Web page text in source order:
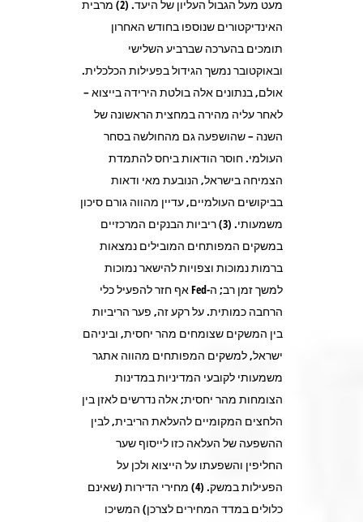
מעט מעל הגבול העליון של היעד. (2) מרבית
האינדיקטורים שנוספו בחודש האחרון
תומכים בהערכה שברביע השלישי
ובאוקטובר נמשך הגידול בפעילות הכלכלית.
אולם, בנתונים אלה בולטת הירידה בייצוא –
לאחר עליה מהירה במחצית הראשונה של
השנה – שהושפעה גם מהחולשה בסחר
העולמי. חוסר הודאות ביחס להתמדת
הצמיחה בישראל, הנובעת מאי ודאות
בביקושים העולמיים, עדיין מהווה גורם סיכון
משמעותי. (3) ריביות הבנקים המרכזיים
במשקים המפותחים המובילים נמצאות
ברמות נמוכות וצפויות להישאר נמוכות
למשך זמן רב; ה-Fed אף חזר להפעיל כלי
הרחבה כמותית. על רקע זה, פער הריביות
בין המשקים שצומחים מהר יחסית, וביניהם
ישראל, למשקים המפותחים מהווה אתגר
משמעותי לקובעי המדיניות במדינות
הצומחות מהר יחסית; אלה נדרשים לאזן בין
הלחצים המקומיים להעלאת הריבית, לבין
ההשפעה של העלאה כזו לייסוף שער
החליפין והשפעתו על הייצוא ולכן על
הפעילות במשק. (4) מחירי הדירות (שאינם
כלולים במדד המחירים לצרכן) המשיכו